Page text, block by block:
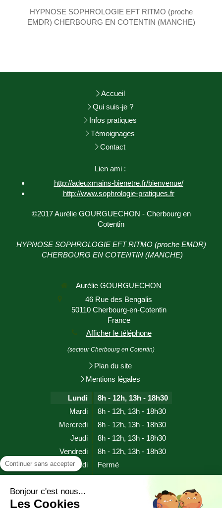
HYPNOSE SOPHROLOGIE EFT RITMO (proche
EMDR) CHERBOURG EN COTENTIN (MANCHE)
Accueil
Qui suis-je ?
Infos pratiques
Témoignages
Contact
Lien ami :
http://adeuxmains-bienetre.fr/bienvenue/
http://www.sophrologie-pratiques.fr
©2017 Aurélie GOURGUECHON - Cherbourg en
Cotentin
HYPNOSE SOPHROLOGIE EFT RITMO (proche EMDR)
CHERBOURG EN COTENTIN (MANCHE)
Aurélie GOURGUECHON
46 Rue des Bengalis
50110 Cherbourg-en-Cotentin
France
Afficher le téléphone
(secteur Cherbourg en Cotentin)
Plan du site
Mentions légales
Lundi 8h - 12h, 13h - 18h30
Mardi
8h - 12h, 13h - 18h30
Mercredi
8h - 12h, 13h - 18h30
Jeudi
8h - 12h, 13h - 18h30
Vendredi
8h - 12h, 13h - 18h30
Samedi
Fermé
Continuer sans accepter
Bonjour c'est nous...
Les Cookies